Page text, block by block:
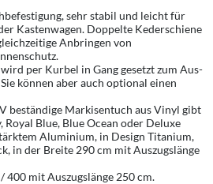
sehr stabil und leicht für
Kastenwagen. Doppelte Kederschiene
Anbringen von
per Kurbel in Gang gesetzt zum Aus-
können aber auch optional einen
beständige Markisentuch aus Vinyl gibt
Royal Blue, Blue Ocean oder Deluxe
Aluminium, in Design Titanium,
in der Breite 290 cm mit Auszugslänge
400 mit Auszugslänge 250 cm.